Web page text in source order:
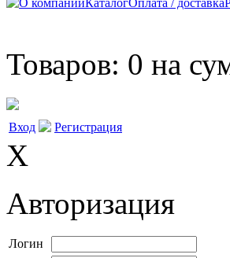
О компанииКаталогОплата / доставка
Товаров: 0 на
Вход Регистрация
X
Авторизация
Логин